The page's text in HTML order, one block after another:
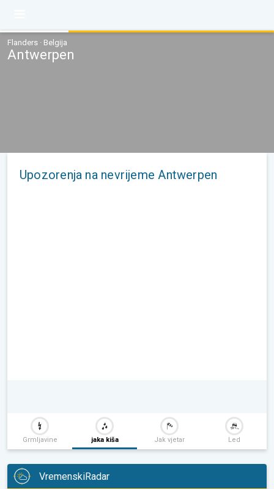
Flanders · Belgija
Antwerpen
Upozorenja na nevrijeme Antwerpen
Grmljavine jaka kiša Jak vjetar Led
VremenskiRadar